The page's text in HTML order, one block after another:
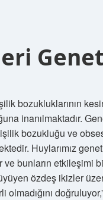
bozukluklarının
inanılmaktadır.
bozukluğu ve
Huylarımız
bunların etkileşimi
özdeş ikizler
olmadığını